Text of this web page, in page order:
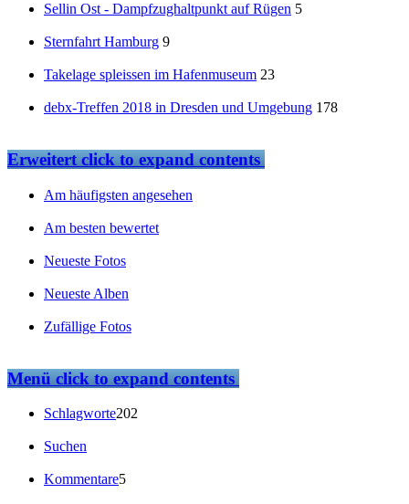
Sellin Ost - Dampfzughaltpunkt auf Rügen 5
Sternfahrt Hamburg 9
Takelage spleissen im Hafenmuseum 23
debx-Treffen 2018 in Dresden und Umgebung 178
Erweitertclick to expand contents
Am häufigsten angesehen
Am besten bewertet
Neueste Fotos
Neueste Alben
Zufällige Fotos
Menüclick to expand contents
Schlagworte202
Suchen
Kommentare5